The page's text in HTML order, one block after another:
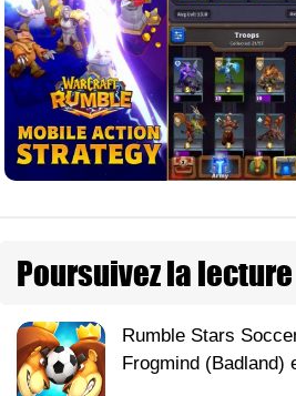
Poursuivez la lecture
Rumble Stars
Frogmind (Badland)